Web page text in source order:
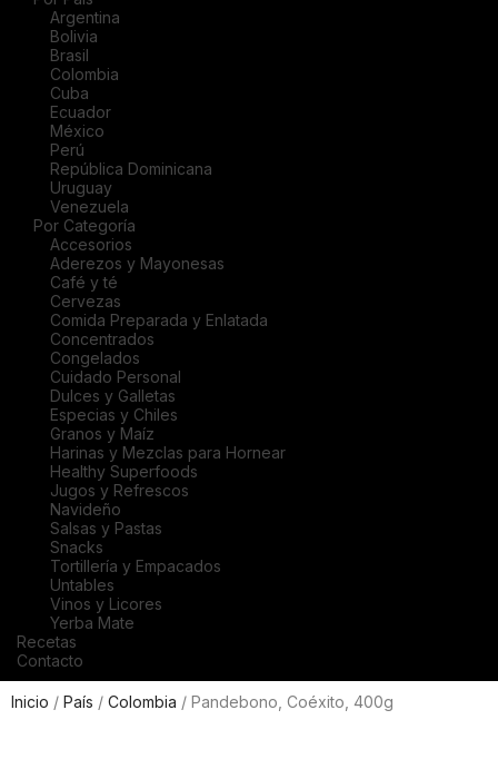
Argentina
Bolivia
Brasil
Colombia
Cuba
Ecuador
México
Perú
República Dominicana
Uruguay
Venezuela
Por Categoría
Accesorios
Aderezos y Mayonesas
Café y té
Cervezas
Comida Preparada y Enlatada
Concentrados
Congelados
Cuidado Personal
Dulces y Galletas
Especias y Chiles
Granos y Maíz
Harinas y Mezclas para Hornear
Healthy Superfoods
Jugos y Refrescos
Navideño
Salsas y Pastas
Snacks
Tortillería y Empacados
Untables
Vinos y Licores
Yerba Mate
Recetas
Contacto
Inicio / País / Colombia / Pandebono, Coéxito, 400g